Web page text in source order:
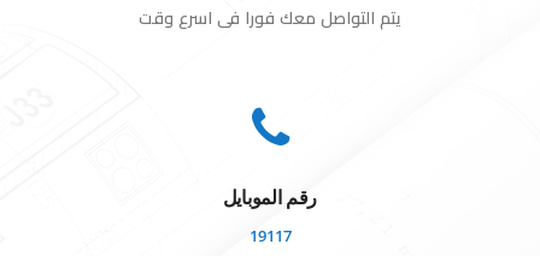
يتم التواصل معك فورا فى اسرع وقت
رقم الموبايل
19117